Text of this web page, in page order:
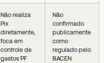
Não realiza
Pix
diretamente,
foca em
controle de
gastos PF
Não
confirmado
publicamente
como
regulado pelo
BACEN